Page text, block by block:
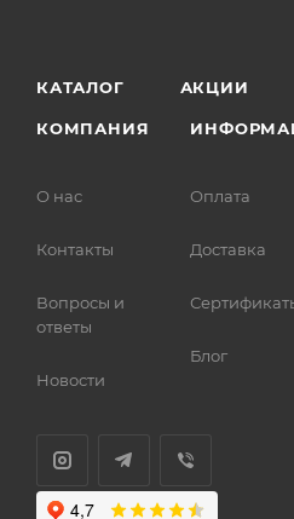
КАТАЛОГ АКЦИИ
КОМПАНИЯ
О нас
Контакты
Вопросы и
ответы
Новости
Оплата
Доставка
Блог